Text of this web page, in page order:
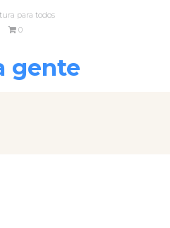
para todos
0
gente